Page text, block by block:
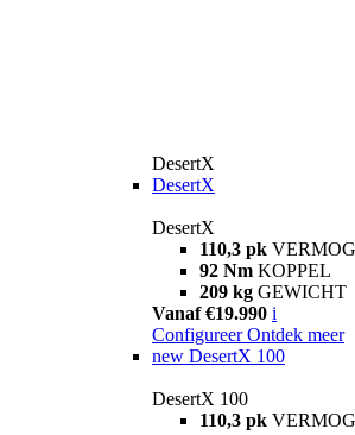
DesertX
DesertX
DesertX
110,3 pk
92 Nm KOPPEL
209 kg GEWICHT
Vanaf €19.990 i
Configureer Ontdek meer
new DesertX 100
DesertX 100
110,3 pk